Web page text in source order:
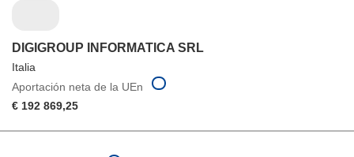
DIGIGROUP INFORMATICA SRL
Italia
Aportación neta de la UEn
€ 192 869,25